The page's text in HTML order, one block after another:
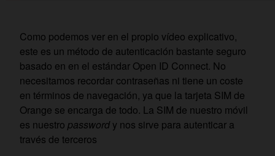
Como podemos ver en el propio vídeo explicativo,
este es un método de autenticación bastante seguro
basado en en el estándar Open ID Connect. No
necesitamos recordar contraseñas ni tiene un coste
en términos de navegación, ya que la tarjeta SIM de
Orange se encarga de todo. La SIM de nuestro móvil
es nuestro password y nos sirve para autenticar a
través de terceros